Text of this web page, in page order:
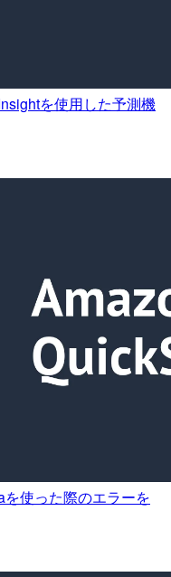
を使用した予測機
使った際のエラーを